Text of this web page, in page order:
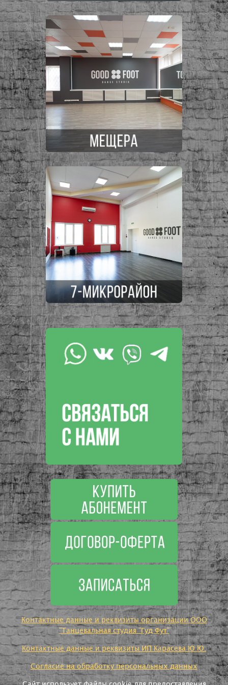
Контактные данные и реквизиты организации ООО
"Танцевальная студия "Гуд Фут"
Контактные данные и реквизиты ИП Карасева Ю.Ю.
Согласие на обработку персональных данных